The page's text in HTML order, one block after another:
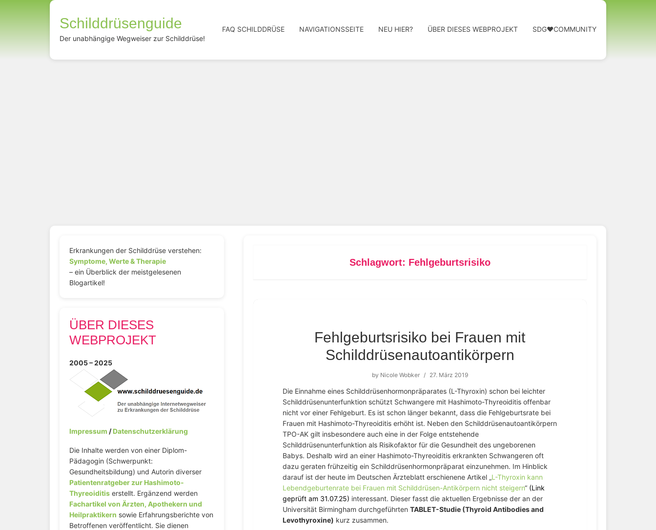
Schilddrüsenguide
Der unabhängige Wegweiser zur Schilddrüse!
FAQ SCHILDDRÜSE NAVIGATIONSSEITE NEU HIER? ÜBER DIESES WEBPROJEKT SDG❤️COMMUNITY
Schlagwort: Fehlgeburtsrisiko
Fehlgeburtsrisiko bei Frauen mit
Schilddrüsenautoantikörpern
by Nicole Wobker / 27. März 2019
Die Einnahme eines Schilddrüsenhormonpräparates (L-Thyroxin) schon bei leichter
Schilddrüsenunterfunktion schützt Schwangere mit Hashimoto-Thyreoiditis offenbar
nicht vor einer Fehlgeburt. Es ist schon länger bekannt, dass die Fehlgeburtsrate bei
Frauen mit Hashimoto-Thyreoiditis erhöht ist. Neben den Schilddrüsenautoantikörpern
TPO-AK gilt insbesondere auch eine in der Folge entstehende
Schilddrüsenunterfunktion als Risikofaktor für die Gesundheit des ungeborenen
Babys. Deshalb wird an einer Hashimoto-Thyreoiditis erkrankten Schwangeren oft
dazu geraten frühzeitig ein Schilddrüsenhormonpräparat einzunehmen. Im Hinblick
darauf ist der heute im Deutschen Ärzteblatt erschienene Artikel „L-Thyroxin kann
Lebendgeburten­rate bei Frauen mit Schild­drüsen-Antikörpern nicht steigern“ (Link
geprüft am 31.07.25) interessant. Dieser fasst die aktuellen Ergebnisse der an der
Universität Birmingham durchgeführten TABLET-Studie (Thyroid Antibodies and
Levothyroxine) kurz zusammen.
Erkrankungen der Schilddrüse verstehen:
Symptome, Werte & Therapie
– ein Überblick der meistgelesenen
Blogartikel!
ÜBER DIESES
WEBPROJEKT
2005 – 2025
Impressum /Datenschutzerklärung
Die Inhalte werden von einer Diplom-
Pädagogin (Schwerpunkt:
Gesundheitsbildung) und Autorin diverser
Patientenratgeber zur Hashimoto-
Thyreoiditis erstellt. Ergänzend werden
Fachartikel von Ärzten, Apothekern und
Heilpraktikern sowie Erfahrungsberichte von
Betroffenen veröffentlicht. Sie dienen